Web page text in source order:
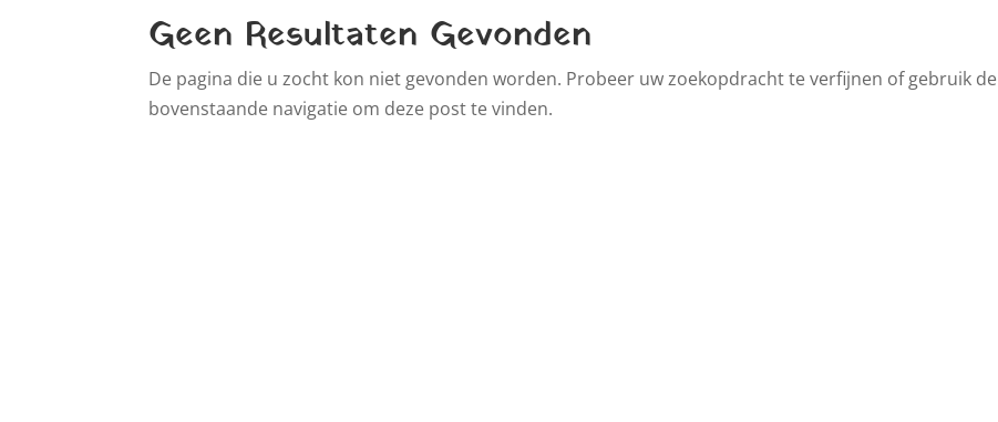
Geen Resultaten Gevonden
De pagina die u zocht kon niet gevonden worden. Probeer uw zoekopdracht te verfijnen of gebruik de
bovenstaande navigatie om deze post te vinden.